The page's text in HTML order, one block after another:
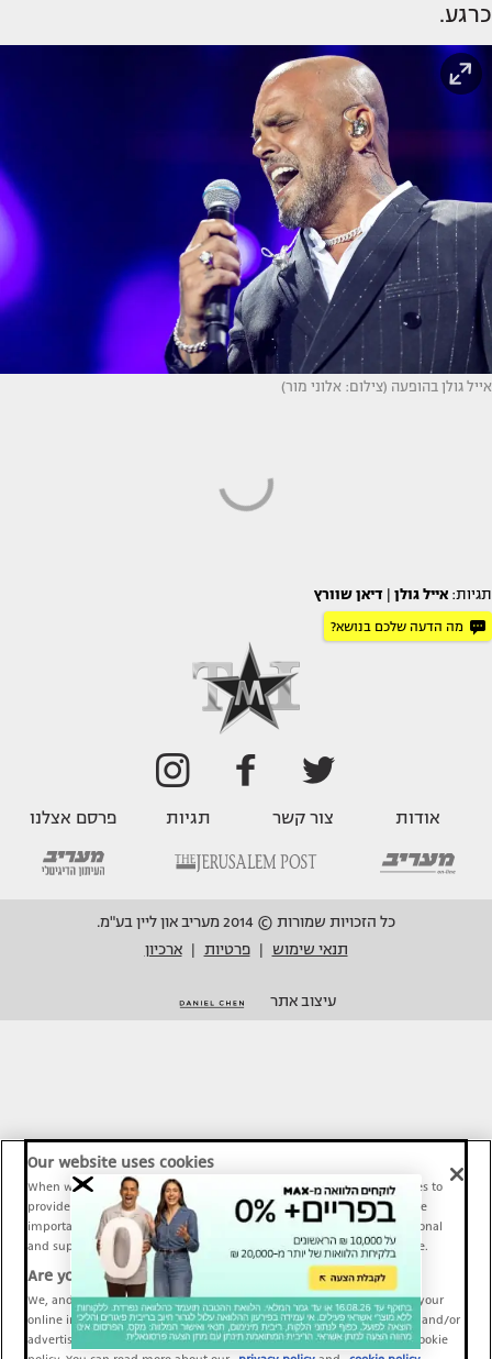
כרגע.
אייל גולן בהופעה (צילום: אלוני מור)
תגיות: אייל גולן דיאן שוורץ
מה הדעה שלכם בנושא?
אודות צור קשר תגיות פרסם אצלנו
כל הזכויות שמורות © 2014 מעריב און ליין בע"מ.
תנאי שימוש
פרטיות ארכיון
עיצוב אתר
Our website uses cookies
When we provide Maariv, TMI and Sport1 content online, we use cookies to
provide social media features and to analyze our traffic. These tools are
important and necessary for our website functionality. Others are optional
and support Maariv, TMI and Sport1 activity and your online experience.
Are you happy to accept cookies?
We, and our partners, use information about your use of our site and your
online interactions to improve our services and to personalize content and/or
advertising for you. You can read more about our privacy policy and cookie